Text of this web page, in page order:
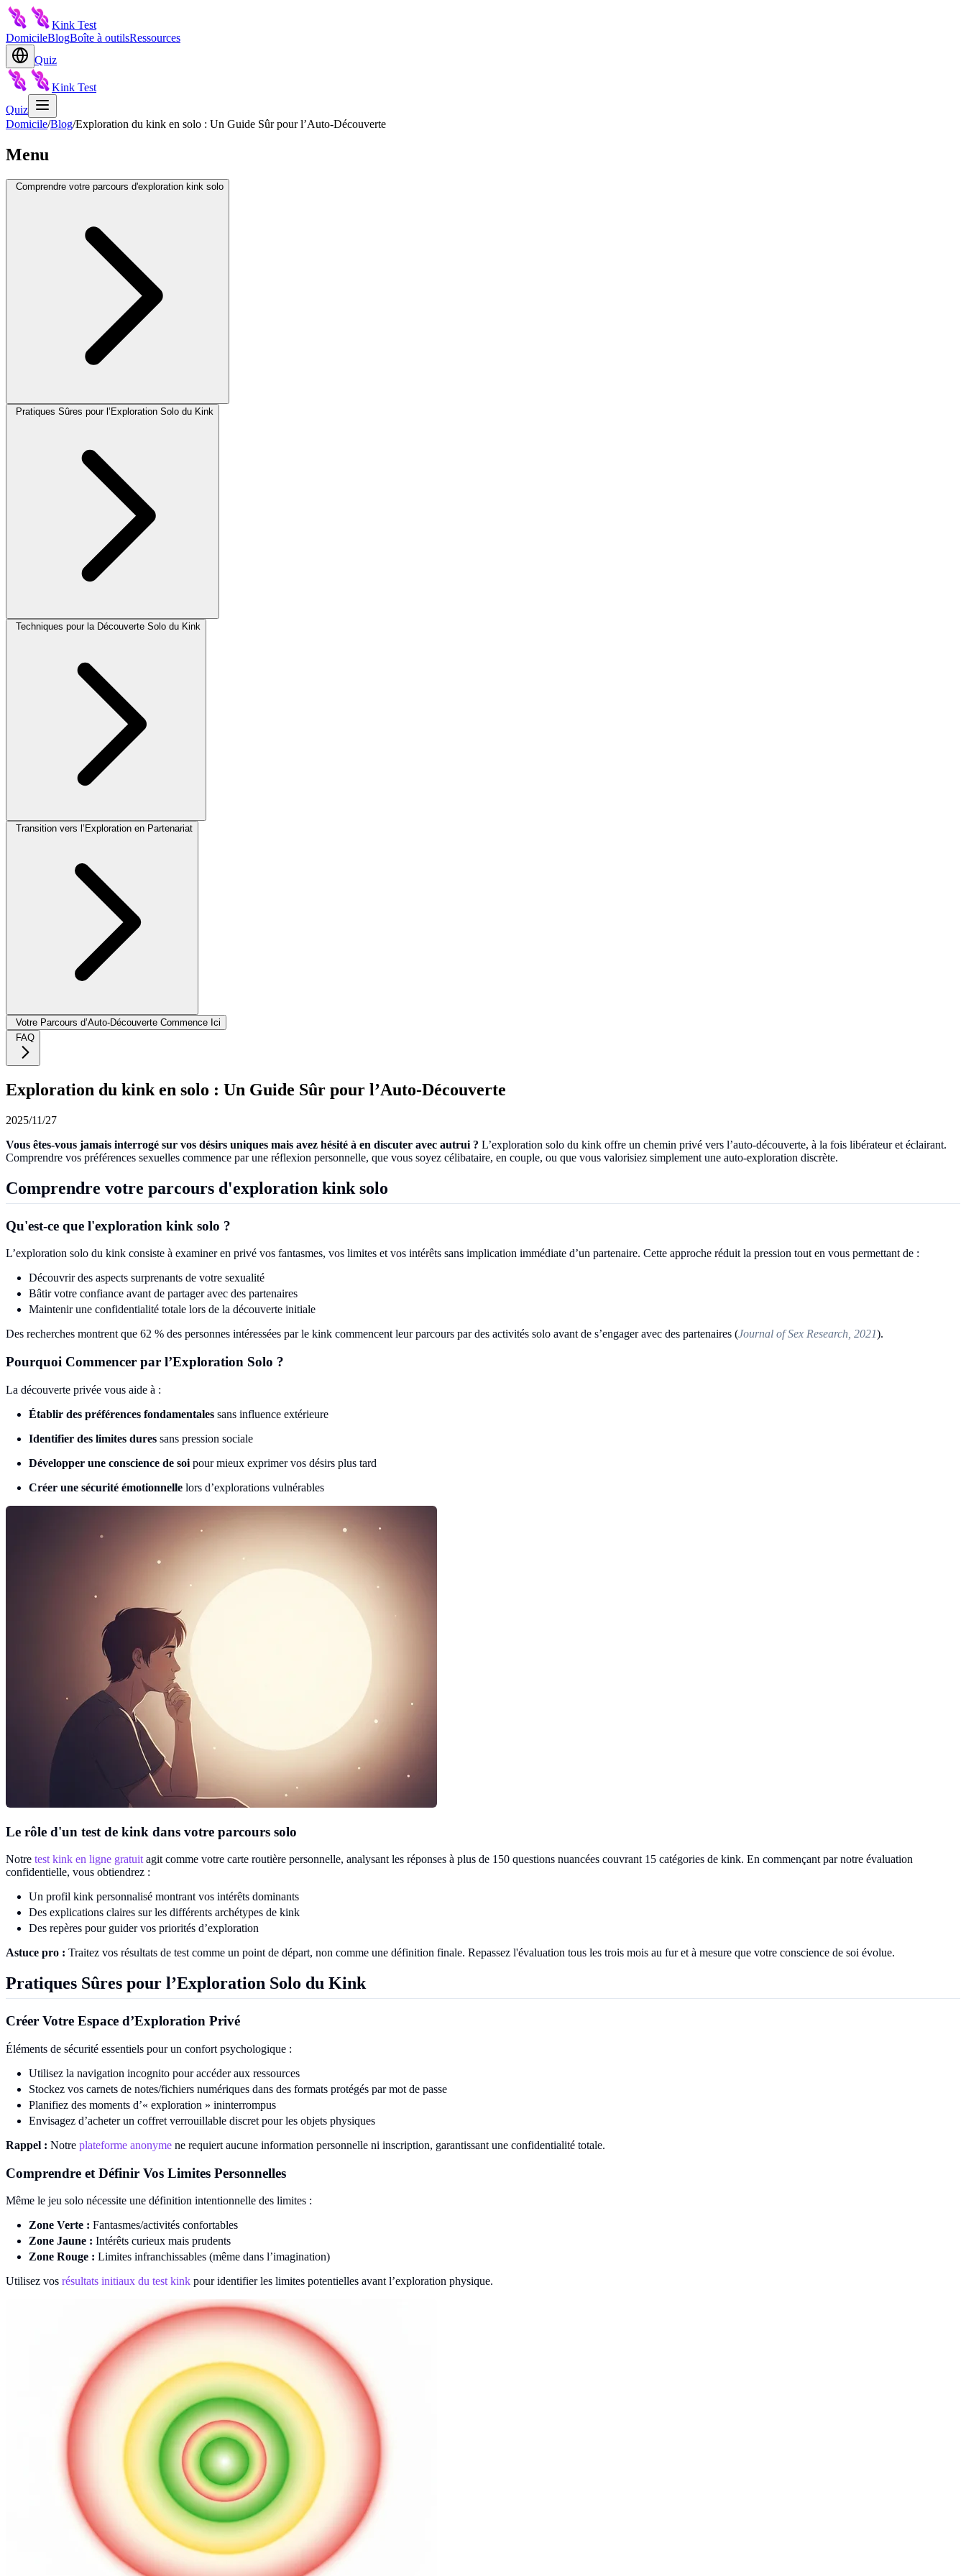
Kink Test
DomicileBlogBoîte à outilsRessources
Quiz
Kink Test
Quiz
Domicile/Blog/Exploration du kink en solo : Un Guide Sûr pour l’Auto-Découverte
Menu
Comprendre votre parcours d'exploration kink solo
Pratiques Sûres pour l’Exploration Solo du Kink
Techniques pour la Découverte Solo du Kink
Transition vers l’Exploration en Partenariat
Votre Parcours d’Auto-Découverte Commence Ici
FAQ
Exploration du kink en solo : Un Guide Sûr pour l’Auto-Découverte
2025/11/27
Vous êtes-vous jamais interrogé sur vos désirs uniques mais avez hésité à en discuter avec autrui ? L’exploration solo du kink offre un chemin privé vers l’auto-découverte, à la fois libérateur et éclairant.
Comprendre vos préférences sexuelles commence par une réflexion personnelle, que vous soyez célibataire, en couple, ou que vous valorisiez simplement une auto-exploration discrète.
Comprendre votre parcours d'exploration kink solo
Qu'est-ce que l'exploration kink solo ?
L’exploration solo du kink consiste à examiner en privé vos fantasmes, vos limites et vos intérêts sans implication immédiate d’un partenaire. Cette approche réduit la pression tout en vous permettant de :
Découvrir des aspects surprenants de votre sexualité
Bâtir votre confiance avant de partager avec des partenaires
Maintenir une confidentialité totale lors de la découverte initiale
Des recherches montrent que 62 % des personnes intéressées par le kink commencent leur parcours par des activités solo avant de s’engager avec des partenaires (Journal of Sex Research, 2021).
Pourquoi Commencer par l’Exploration Solo ?
La découverte privée vous aide à :
Établir des préférences fondamentales sans influence extérieure
Identifier des limites dures sans pression sociale
Développer une conscience de soi pour mieux exprimer vos désirs plus tard
Créer une sécurité émotionnelle lors d’explorations vulnérables
Le rôle d'un test de kink dans votre parcours solo
Notre test kink en ligne gratuit agit comme votre carte routière personnelle, analysant les réponses à plus de 150 questions nuancées couvrant 15 catégories de kink. En commençant par notre évaluation
confidentielle, vous obtiendrez :
Un profil kink personnalisé montrant vos intérêts dominants
Des explications claires sur les différents archétypes de kink
Des repères pour guider vos priorités d’exploration
Astuce pro : Traitez vos résultats de test comme un point de départ, non comme une définition finale. Repassez l'évaluation tous les trois mois au fur et à mesure que votre conscience de soi évolue.
Pratiques Sûres pour l’Exploration Solo du Kink
Créer Votre Espace d’Exploration Privé
Éléments de sécurité essentiels pour un confort psychologique :
Utilisez la navigation incognito pour accéder aux ressources
Stockez vos carnets de notes/fichiers numériques dans des formats protégés par mot de passe
Planifiez des moments d’« exploration » ininterrompus
Envisagez d’acheter un coffret verrouillable discret pour les objets physiques
Rappel : Notre plateforme anonyme ne requiert aucune information personnelle ni inscription, garantissant une confidentialité totale.
Comprendre et Définir Vos Limites Personnelles
Même le jeu solo nécessite une définition intentionnelle des limites :
Zone Verte : Fantasmes/activités confortables
Zone Jaune : Intérêts curieux mais prudents
Zone Rouge : Limites infranchissables (même dans l’imagination)
Utilisez vos résultats initiaux du test kink pour identifier les limites potentielles avant l’exploration physique.